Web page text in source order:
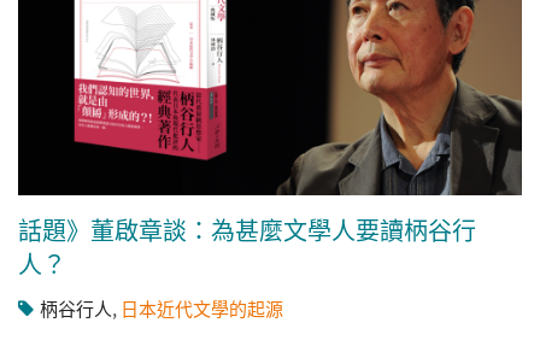
話題》董啟章談：為甚麼文學人要讀柄谷行
人？
柄谷行人, 日本近代文學的起源